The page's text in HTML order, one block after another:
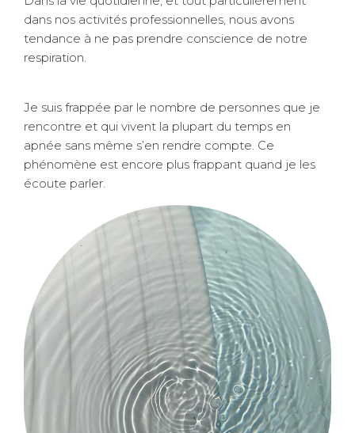
dans nos activités professionnelles, nous avons
tendance à ne pas prendre conscience de notre
respiration.
Je suis frappée par le nombre de personnes que je
rencontre et qui vivent la plupart du temps en
apnée sans même s’en rendre compte. Ce
phénomène est encore plus frappant quand je les
écoute parler.